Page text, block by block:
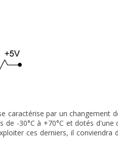
caractérise par un changement
de -30°C à +70°C et dotés
ces derniers, il